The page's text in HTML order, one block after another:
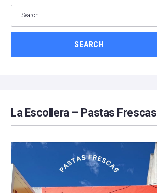
SEARCH
La Escollera – Pastas Frescas